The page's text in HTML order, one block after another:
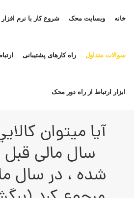
خانه وبسایت محک شروع کار با نرم افزار
سوالات متداول راه کارهای پشتیبانی
ابزار ارتباط از راه دور محک
آيا ميتوان
سال مالی
شده ، در سال